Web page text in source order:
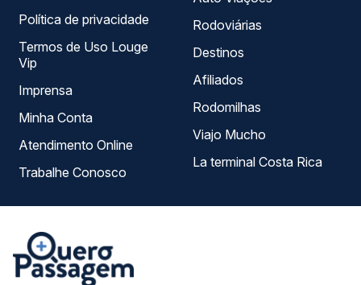
Política de privacidade
Termos de Uso Louge
Vip
Imprensa
Minha Conta
Atendimento Online
Trabalhe Conosco
Rodoviárias
Destinos
Afiliados
Rodomilhas
Viajo Mucho
La terminal Costa Rica